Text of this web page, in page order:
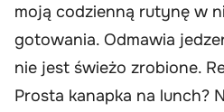
moją codzienną rutynę w
gotowania. Odmawia
nie jest świeżo zrobione.
Prosta kanapka na lunch?